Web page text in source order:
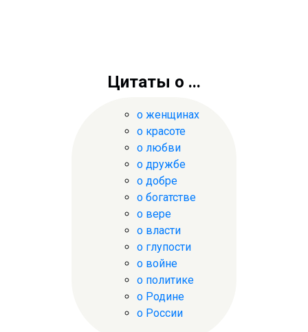
Цитаты о ...
о женщинах
о красоте
о любви
о дружбе
о добре
о богатстве
о вере
о власти
о глупости
о войне
о политике
о Родине
о России